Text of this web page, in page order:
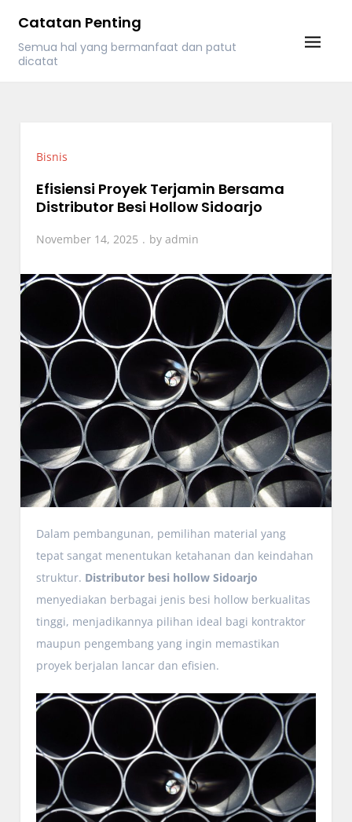
content
Catatan Penting
Semua hal yang bermanfaat dan patut
dicatat
Bisnis
Efisiensi Proyek Terjamin Bersama
Distributor Besi Hollow Sidoarjo
November 14, 2025 byadmin
Dalam pembangunan, pemilihan material yang
tepat sangat menentukan ketahanan dan keindahan
struktur. Distributor besi hollow Sidoarjo
menyediakan berbagai jenis besi hollow berkualitas
tinggi, menjadikannya pilihan ideal bagi kontraktor
maupun pengembang yang ingin memastikan
proyek berjalan lancar dan efisien.